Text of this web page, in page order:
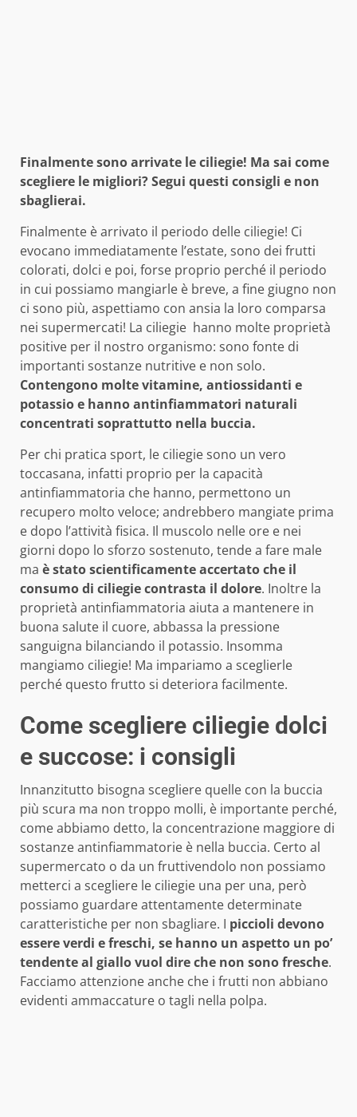
Finalmente sono arrivate le ciliegie! Ma sai come
scegliere le migliori? Segui questi consigli e non
sbaglierai.
Finalmente è arrivato il periodo delle ciliegie! Ci
evocano immediatamente l’estate, sono dei frutti
colorati, dolci e poi, forse proprio perché il periodo
in cui possiamo mangiarle è breve, a fine giugno non
ci sono più, aspettiamo con ansia la loro comparsa
nei supermercati! La ciliegie hanno molte proprietà
positive per il nostro organismo: sono fonte di
importanti sostanze nutritive e non solo.
Contengono molte vitamine, antiossidanti e
potassio e hanno antinfiammatori naturali
concentrati soprattutto nella buccia.
Per chi pratica sport, le ciliegie sono un vero
toccasana, infatti proprio per la capacità
antinfiammatoria che hanno, permettono un
recupero molto veloce; andrebbero mangiate prima
e dopo l’attività fisica. Il muscolo nelle ore e nei
giorni dopo lo sforzo sostenuto, tende a fare male
ma è stato scientificamente accertato che il
consumo di ciliegie contrasta il dolore. Inoltre la
proprietà antinfiammatoria aiuta a mantenere in
buona salute il cuore, abbassa la pressione
sanguigna bilanciando il potassio. Insomma
mangiamo ciliegie! Ma impariamo a sceglierle
perché questo frutto si deteriora facilmente.
Come scegliere ciliegie dolci
e succose: i consigli
Innanzitutto bisogna scegliere quelle con la buccia
più scura ma non troppo molli, è importante perché,
come abbiamo detto, la concentrazione maggiore di
sostanze antinfiammatorie è nella buccia. Certo al
supermercato o da un fruttivendolo non possiamo
metterci a scegliere le ciliegie una per una, però
possiamo guardare attentamente determinate
caratteristiche per non sbagliare. I piccioli devono
essere verdi e freschi, se hanno un aspetto un po’
tendente al giallo vuol dire che non sono fresche.
Facciamo attenzione anche che i frutti non abbiano
evidenti ammaccature o tagli nella polpa.